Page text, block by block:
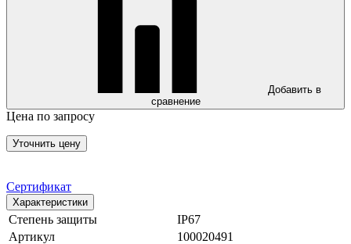
Добавить в
сравнение
Цена по запросу
Уточнить цену
Сертификат
Характеристики
Степень защиты
IP67
Артикул
100020491